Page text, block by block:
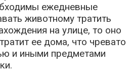
ежедневные
животному тратить
на улице, то оно
ее дома, что чревато
и иными предметами